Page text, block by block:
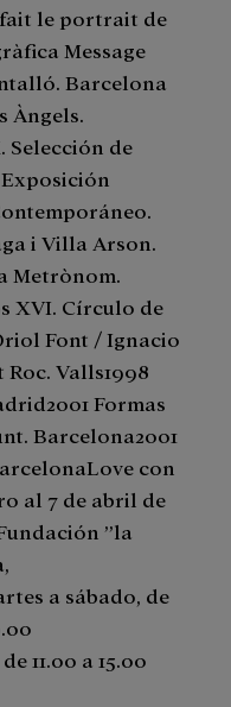
fait le portrait de
Message
Barcelona
Àngels.
de
i Villa Arson.
Metrònom.
XVI. Círculo de
Font / Ignacio
Valls1998
Formas
Barcelona2001
con
al 7 de abril de
”la
a sábado, de
11.00 a 15.00